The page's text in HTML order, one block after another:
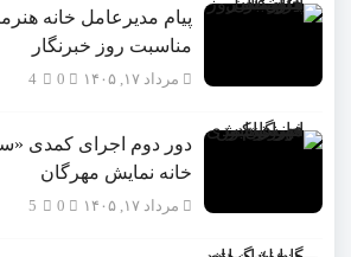
پیام مدیرعامل خانه
مناسبت روز خبرنگار
مرداد ۱۷, ۱۴۰۵ 4
دور دوم اجرای کمدی
خانه نمایش مهرگان
مرداد ۱۷, ۱۴۰۵ 5